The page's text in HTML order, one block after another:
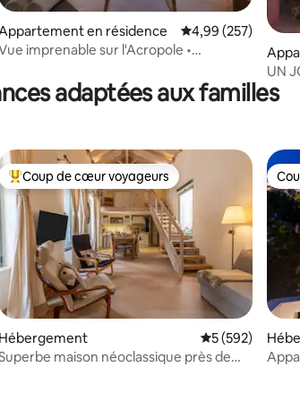
sur 5sur la base de 338 commentaires : 4,84
en résidence Évaluation
4,99 (257)
imprenable sur l'Acropole •
UN
adaptées aux familles
sur 5
sur la base de 183 commentaires : 4,96
Coups de cœur voyageurs les plus appréciés
Coup de cœur voyageurs
Hébergement Évaluation
5 (592)
maison néoclassique près de